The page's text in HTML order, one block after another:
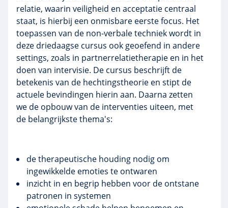
relatie, waarin veiligheid en acceptatie centraal
staat, is hierbij een onmisbare eerste focus. Het
toepassen van de non-verbale techniek wordt in
deze driedaagse cursus ook geoefend in andere
settings, zoals in partnerrelatietherapie en in het
doen van intervisie. De cursus beschrijft de
betekenis van de hechtingstheorie en stipt de
actuele bevindingen hierin aan. Daarna zetten
we de opbouw van de interventies uiteen, met
de belangrijkste thema's:
de therapeutische houding nodig om
ingewikkelde emoties te ontwaren
inzicht in en begrip hebben voor de ontstane
patronen in systemen